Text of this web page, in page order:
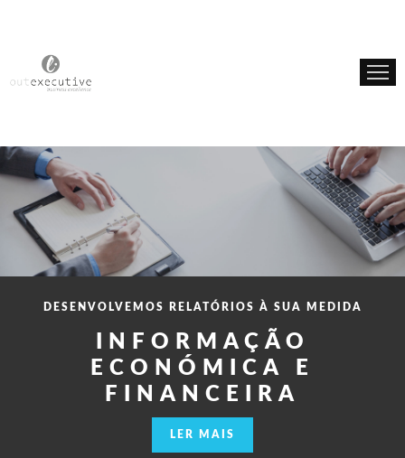
SERVIÇOS
DESENVOLVEMOS RELATÓRIOS À SUA MEDIDA
INFORMAÇÃO
ECONÓMICA E
FINANCEIRA
LER MAIS